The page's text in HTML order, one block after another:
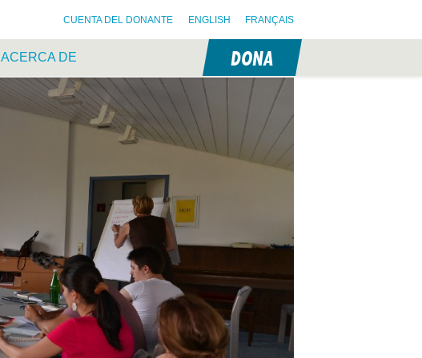
CUENTA DEL DONANTE ENGLISH FRANÇAIS
ACERCA DE DONA